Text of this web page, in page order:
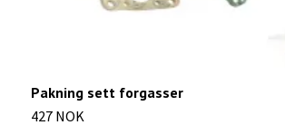
Pakning sett forgasser
427 NOK